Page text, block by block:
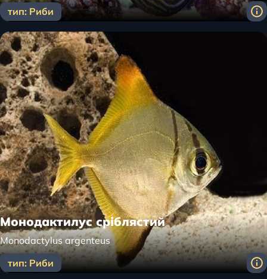
тип: Риби
Монодактилус сріблястий
Monodactylus argenteus
тип: Риби